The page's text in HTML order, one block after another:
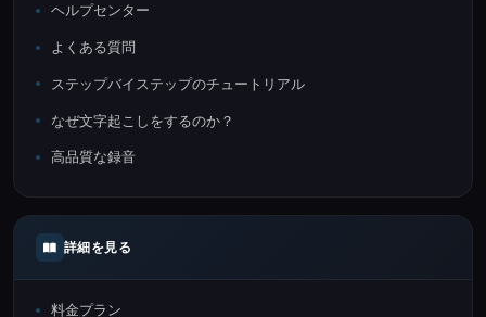
ヘルプセンター
よくある質問
ステップバイステップのチュートリアル
なぜ文字起こしをするのか？
高品質な録音
詳細を見る
料金プラン